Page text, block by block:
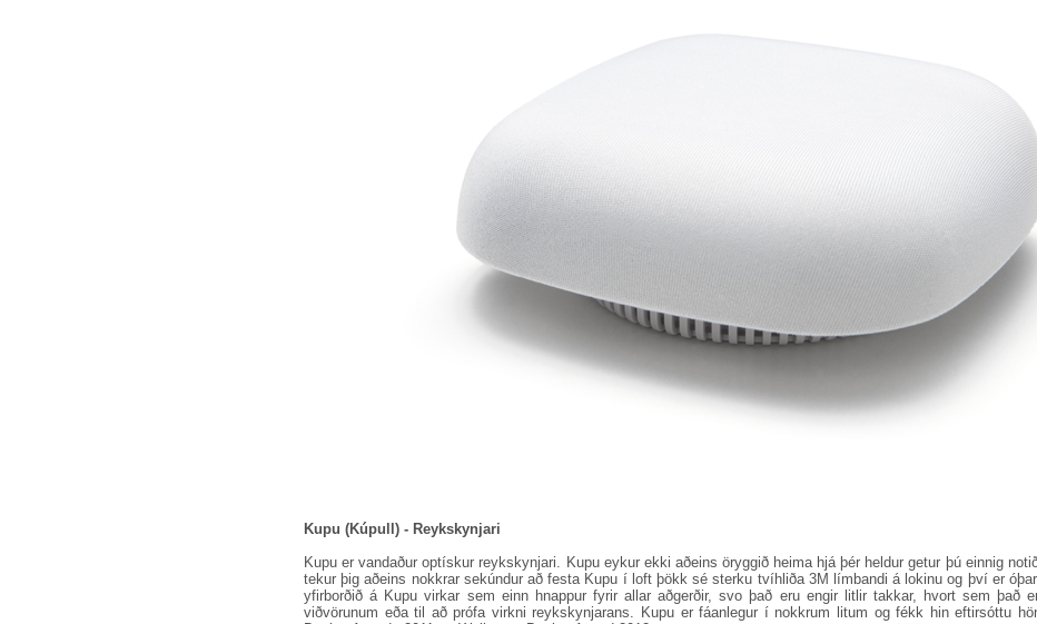
Kupu (Kúpull) - Reykskynjari
Kupu er vandaður optískur reykskynjari. Kupu eykur ekki aðeins öryggið heima hjá þér heldur getur þú einnig
tekur þig aðeins nokkrar sekúndur að festa Kupu í loft þökk sé sterku tvíhliða 3M límbandi á lokinu og því er
yfirborðið á Kupu virkar sem einn hnappur fyrir allar aðgerðir, svo það eru engir litlir takkar, hvort sem það
viðvörunum eða til að prófa virkni reykskynjarans. Kupu er fáanlegur í nokkrum litum og fékk hin eftirsóttu